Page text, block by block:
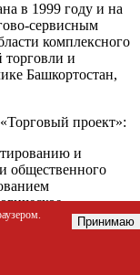
в 1999 году и на
сервисным
комплексного
торговли и
Башкортостан,
проект»:
и
общественного
и т.д.);
и внедрения
Принимаю